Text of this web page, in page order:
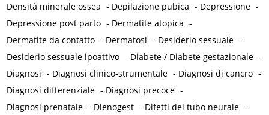
Densità minerale ossea - Depilazione pubica - Depressione -
Depressione post parto - Dermatite atopica -
Dermatite da contatto - Dermatosi - Desiderio sessuale -
Desiderio sessuale ipoattivo - Diabete / Diabete gestazionale -
Diagnosi - Diagnosi clinico-strumentale - Diagnosi di cancro -
Diagnosi differenziale - Diagnosi precoce -
Diagnosi prenatale - Dienogest - Difetti del tubo neurale -